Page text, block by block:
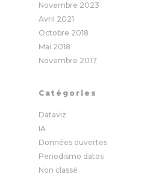
Novembre 2023
Avril 2021
Octobre 2018
Mai 2018
Novembre 2017
Catégories
Dataviz
IA
Données ouvertes
Periodismo datos
Non classé